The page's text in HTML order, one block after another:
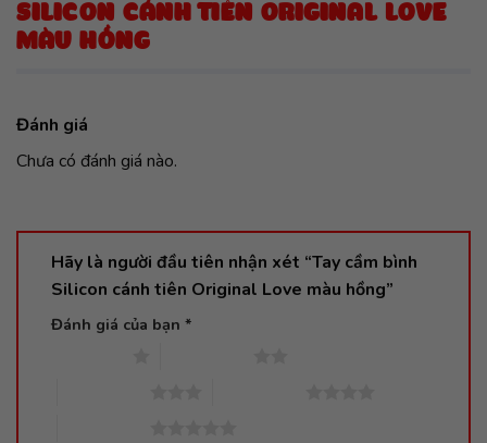
SILICON CÁNH TIÊN ORIGINAL LOVE
MÀU HỒNG
Đánh giá
Chưa có đánh giá nào.
Hãy là người đầu tiên nhận xét “Tay cầm bình
Silicon cánh tiên Original Love màu hồng”
Đánh giá của bạn *